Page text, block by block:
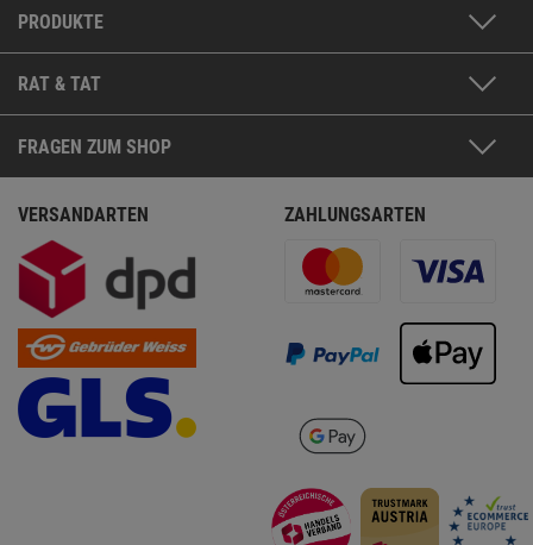
PRODUKTE
RAT & TAT
FRAGEN ZUM SHOP
VERSANDARTEN ZAHLUNGSARTEN